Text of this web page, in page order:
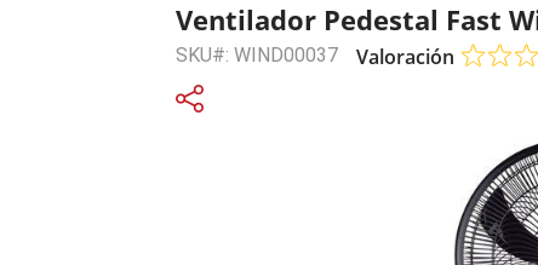
Ventilador Pedestal Fast
SKU#: WIND00037 Valoración